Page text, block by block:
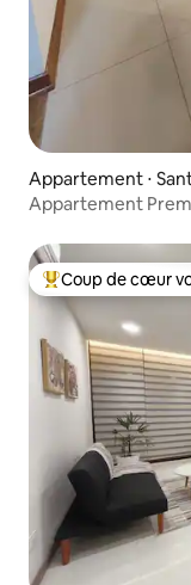
Appartement ⋅
Appartement
Coups de cœur
Coup de cœur